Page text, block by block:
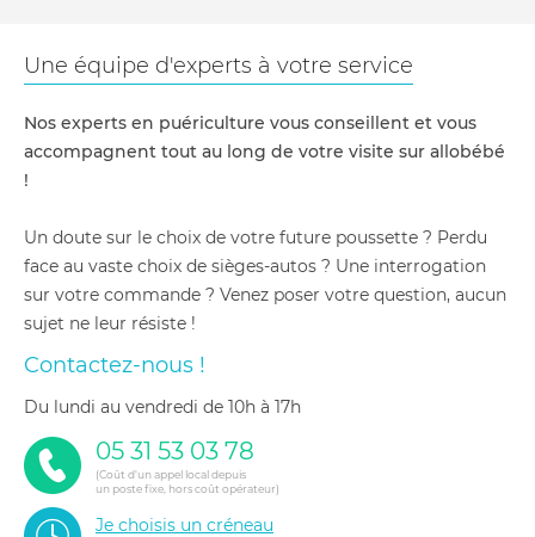
Une équipe d'experts à votre service
Nos experts en puériculture vous conseillent et vous
accompagnent tout au long de votre visite sur allobébé
!
Un doute sur le choix de votre future poussette ? Perdu
face au vaste choix de sièges-autos ? Une interrogation
sur votre commande ? Venez poser votre question, aucun
sujet ne leur résiste !
Contactez-nous !
du lundi au vendredi de 10h à 17h
05 31 53 03 78
(Coût d'un appel local depuis
un poste fixe, hors coût opérateur)
Je choisis un créneau